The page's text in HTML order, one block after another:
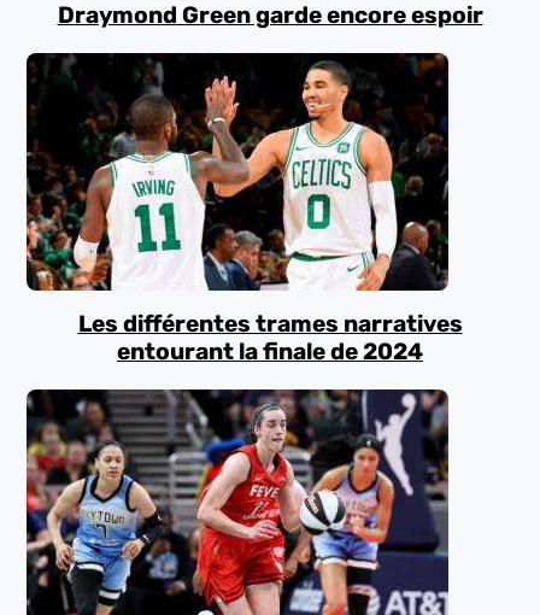
Draymond Green garde encore espoir
Les différentes trames narratives
entourant la finale de 2024